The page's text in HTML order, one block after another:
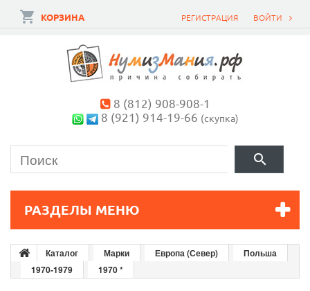
ВОЙТИ
РЕГИСТРАЦИЯ
КОРЗИНА
8 (812) 908-908-1
8 (921) 914-19-66 (скупка)
РАЗДЕЛЫ МЕНЮ
Каталог Марки Европа (Север)
Польша
1970-1979
1970 *